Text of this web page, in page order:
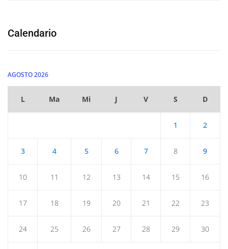
Calendario
AGOSTO 2026
L Ma Mi J V S D
1 2
3 4 5 6 7 8 9
10 11 12 13 14 15 16
17 18 19 20 21 22 23
24 25 26 27 28 29 30